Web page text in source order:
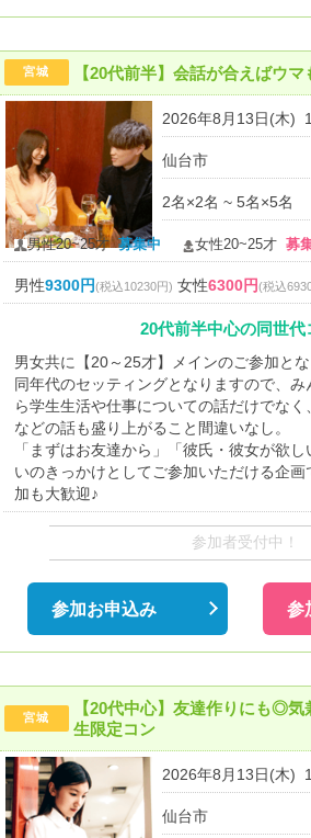
宮城 【20代前半】会話が合えばウ
2026年8月13日(木)
仙台市
2名×2名 ~ 5名×5名
男性20~25才募集中 女性20~25才募
男性9300円(税込10230円) 女性6300円(税込
20代前半中心の同世代
男女共に【20～25才】メインのご参加とな
同年代のセッティングとなりますので、
ら学生生活や仕事についての話だけでな
などの話も盛り上がること間違いなし。
「まずはお友達から」「彼氏・彼女が欲
いのきっかけとしてご参加いただける企
加も大歓迎♪
参加者受付中！
参加お申込み 参
宮城
【20代中心】友達作りにも◎
生限定コン
2026年8月13日(木)
仙台市